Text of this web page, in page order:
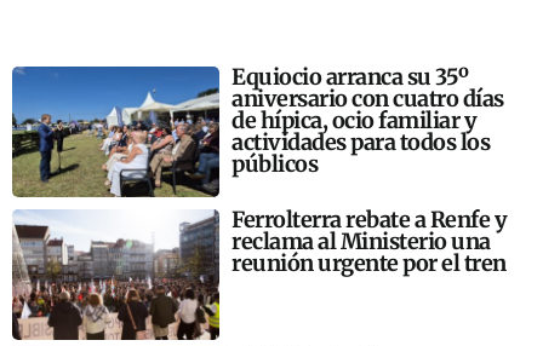
Equiocio arranca su 35º
aniversario con cuatro días
de hípica, ocio familiar y
actividades para todos los
públicos
Ferrolterra rebate a Renfe y
reclama al Ministerio una
reunión urgente por el tren